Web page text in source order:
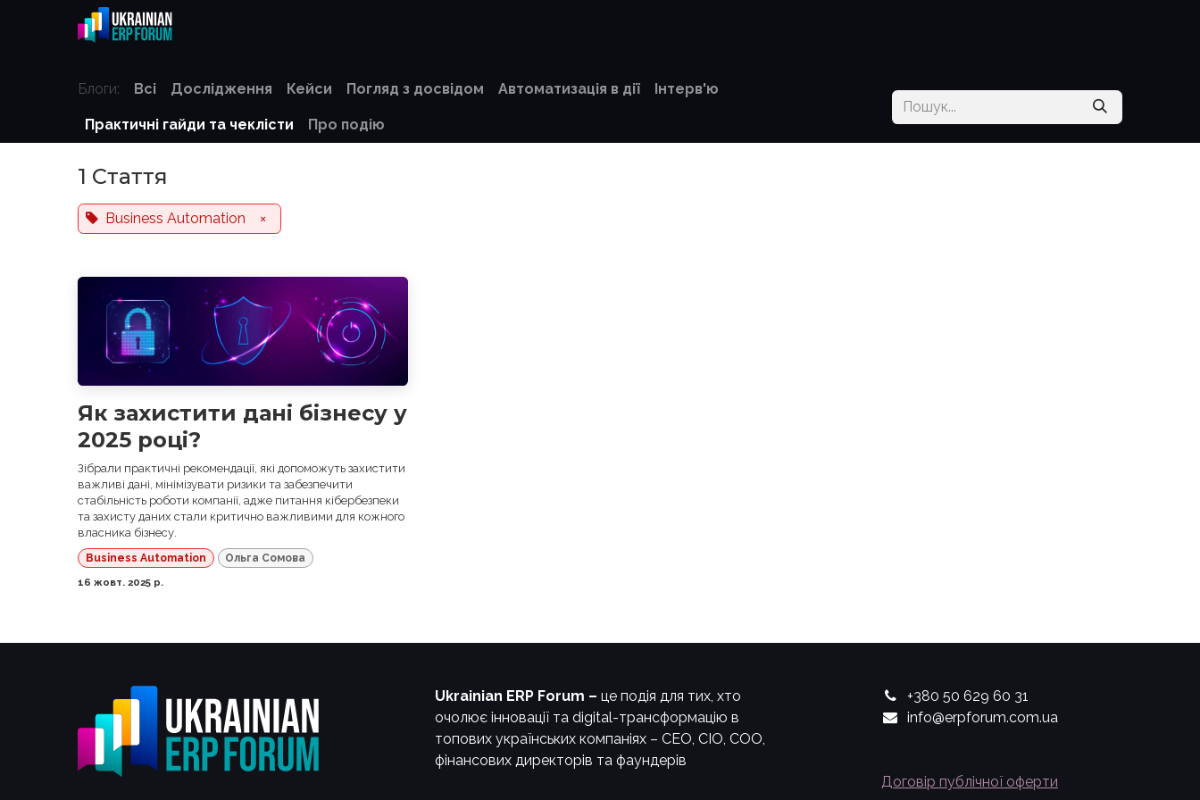
Skip to Content
Блоги: Всі Дослідження Кейси Погляд з досвідом Автоматизація в дії Інтерв'ю
Практичні гайди та чеклісти Про подію
1 Стаття
Business Automation ×
Як захистити дані бізнесу у
2025 році?
Зібрали практичні рекомендації, які допоможуть захистити
важливі дані, мінімізувати ризики та забезпечити
стабільність роботи компанії, адже питання кібербезпеки
та захисту даних стали критично важливими для кожного
власника бізнесу.
Business Automation
Ольга Сомова
16 жовт. 2025 р.
Ukrainian ERP Forum – це подія для тих, хто
очолює інновації та digital-трансформацію в
топових українських компаніях – СЕО, CIO, COO,
фінансових директорів та фаундерів
+380 50 629 60 31
info@erpforum.com.ua
Договір публічної оферти